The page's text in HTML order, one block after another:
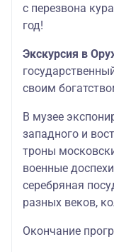
с перезвона
год!
Экскурсия в
своим
В музее
западного и
троны
военные
серебряная
разных веков,
Окончание